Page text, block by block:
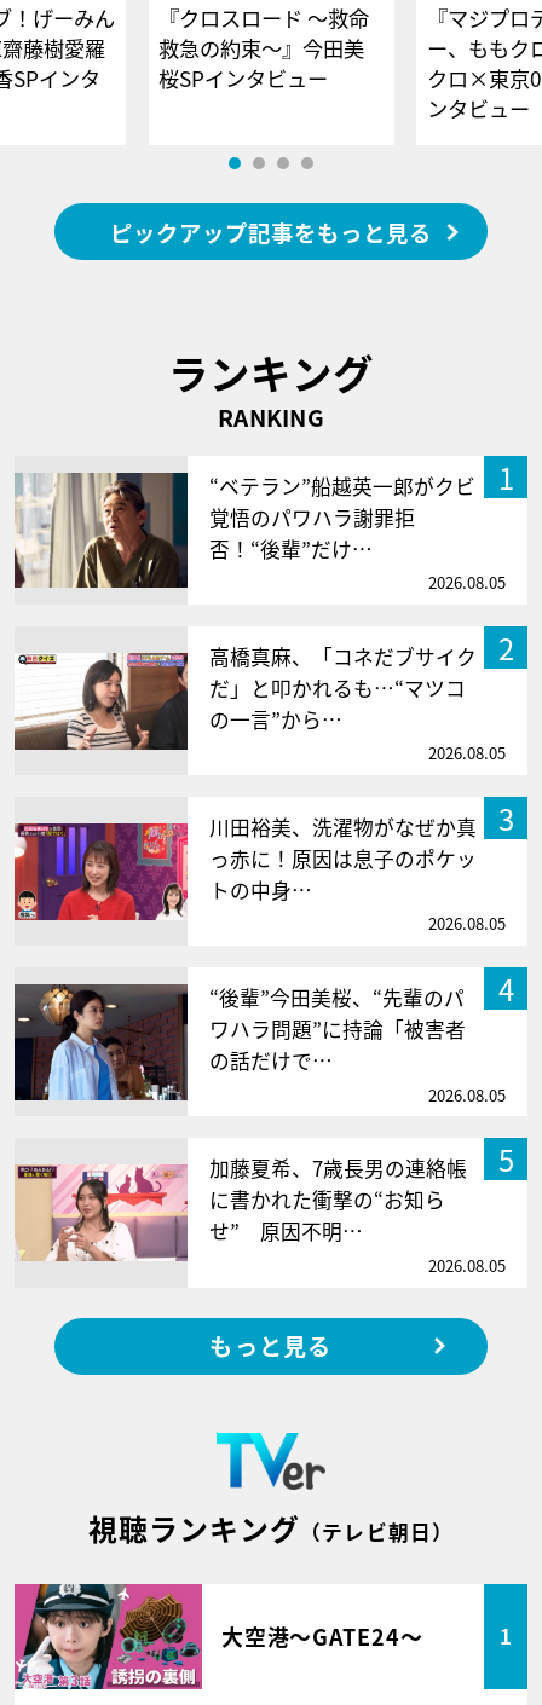
！げーみん
藤樹愛羅
SPインタ
『クロスロード ～救命
救急の約束～』今田美
桜SPインタビュー
『マジプロ
ー、ももク
クロ×東京
ンタビュー
ピックアップ記事をもっと見る
ランキング
RANKING
1
“ベテラン”船越英一郎がクビ
覚悟のパワハラ謝罪拒
否！“後輩”だけ…
2026.08.05
2
高橋真麻、「コネだブサイク
だ」と叩かれるも…“マツコ
の一言”から…
2026.08.05
3
川田裕美、洗濯物がなぜか真
っ赤に！原因は息子のポケッ
トの中身…
2026.08.05
4
“後輩”今田美桜、“先輩のパ
ワハラ問題”に持論「被害者
の話だけで…
2026.08.05
5
加藤夏希、7歳長男の連絡帳
に書かれた衝撃の“お知ら
せ” 原因不明…
2026.08.05
もっと見る
視聴ランキング （テレビ朝日）
大空港～GATE24～ 1